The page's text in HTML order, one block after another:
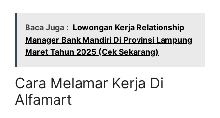
Baca Juga : Lowongan Kerja Relationship
Manager Bank Mandiri Di Provinsi Lampung
Maret Tahun 2025 (Cek Sekarang)
Cara Melamar Kerja Di
Alfamart